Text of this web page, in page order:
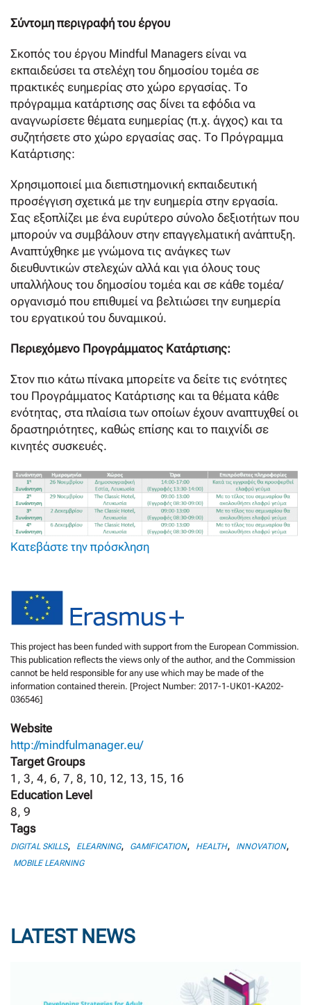
Σύντομη περιγραφή του έργου
Σκοπός του έργου Mindful Managers είναι να
εκπαιδεύσει τα στελέχη του δημοσίου τομέα σε
πρακτικές ευημερίας στο χώρο εργασίας. Το
πρόγραμμα κατάρτισης σας δίνει τα εφόδια να
αναγνωρίσετε θέματα ευημερίας (π.χ. άγχος) και τα
συζητήσετε στο χώρο εργασίας σας. Το Πρόγραμμα
Κατάρτισης:
Χρησιμοποιεί μια διεπιστημονική εκπαιδευτική
προσέγγιση σχετικά με την ευημερία στην εργασία.
Σας εξοπλίζει με ένα ευρύτερο σύνολο δεξιοτήτων που
μπορούν να συμβάλουν στην επαγγελματική ανάπτυξη.
Αναπτύχθηκε με γνώμονα τις ανάγκες των
διευθυντικών στελεχών αλλά και για όλους τους
υπαλλήλους του δημοσίου τομέα και σε κάθε τομέα/
οργανισμό που επιθυμεί να βελτιώσει την ευημερία
του εργατικού του δυναμικού.
Περιεχόμενο Προγράμματος Κατάρτισης:
Στον πιο κάτω πίνακα μπορείτε να δείτε τις ενότητες
του Προγράμματος Κατάρτισης και τα θέματα κάθε
ενότητας, στα πλαίσια των οποίων έχουν αναπτυχθεί οι
δραστηριότητες, καθώς επίσης και το παιχνίδι σε
κινητές συσκευές.
Κατεβάστε την πρόσκληση
This project has been funded with support from the European Commission.
This publication reflects the views only of the author, and the Commission
cannot be held responsible for any use which may be made of the
information contained therein. [Project Number: 2017-1-UK01-KA202-
036546]
Website
http://mindfulmanager.eu/
Target Groups
1, 3, 4, 6, 7, 8, 10, 12, 13, 15, 16
Education Level
8, 9
Tags
DIGITAL SKILLS, ELEARNING, GAMIFICATION, HEALTH, INNOVATION,
MOBILE LEARNING
LATEST NEWS